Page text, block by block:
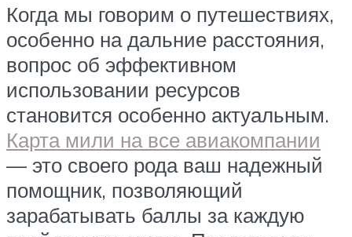
Когда мы говорим о путешествиях,
особенно на дальние расстояния,
вопрос об эффективном
использовании ресурсов
становится особенно актуальным.
Карта мили на все авиакомпании
— это своего рода ваш надежный
помощник, позволяющий
зарабатывать баллы за каждую